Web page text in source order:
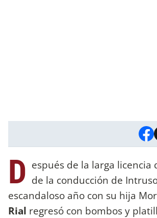
D espués de la larga licencia
de la conducción de
escandaloso año con su hija
Rial regresó con bombos y